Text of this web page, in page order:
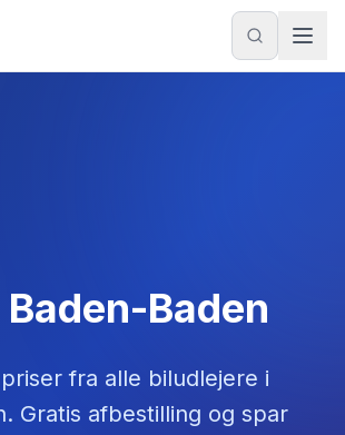
Baden
fra alle biludlejere i
. Gratis afbestilling og spar